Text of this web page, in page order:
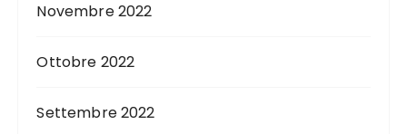
Novembre 2022
Ottobre 2022
Settembre 2022